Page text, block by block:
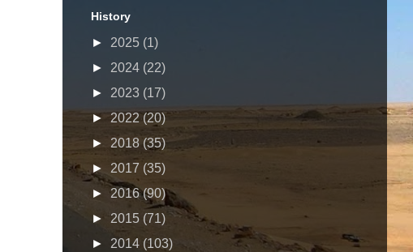
History
► 2025 (1)
► 2024 (22)
► 2023 (17)
► 2022(20)
► 2018 (35)
► 2017 (35)
► 2016(90)
► 2015 (71)
► 2014 (103)